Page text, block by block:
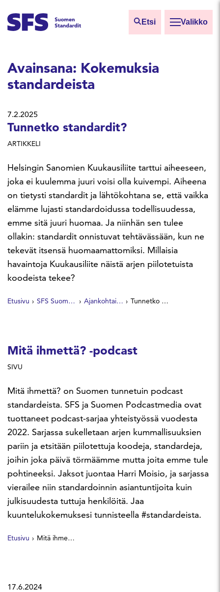
Etsi Valikko
Hae hakutermillä
Avainsana: Kokemuksia
standardeista
7.2.2025
Tunnetko standardit?
ARTIKKELI
Helsingin Sanomien Kuukausiliite tarttui aiheeseen,
joka ei kuulemma juuri voisi olla kuivempi. Aiheena
on tietysti standardit ja lähtökohtana se, että vaikka
elämme lujasti standardoidussa todellisuudessa,
emme sitä juuri huomaa. Ja niinhän sen tulee
ollakin: standardit onnistuvat tehtävässään, kun ne
tekevät itsensä huomaamattomiksi. Millaisia
havaintoja Kuukausiliite näistä arjen piilotetuista
koodeista tekee?
Etusivu SFS Suomen Standardit Ajankohtaista Tunnetko standardit?
Mitä ihmettä? -podcast
SIVU
Mitä ihmettä? on Suomen tunnetuin podcast
standardeista. SFS ja Suomen Podcastmedia ovat
tuottaneet podcast-sarjaa yhteistyössä vuodesta
2022. Sarjassa sukelletaan arjen kummallisuuksien
pariin ja etsitään piilotettuja koodeja, standardeja,
joihin joka päivä törmäämme mutta joita emme tule
pohtineeksi. Jaksot juontaa Harri Moisio, ja sarjassa
vierailee niin standardoinnin asiantuntijoita kuin
julkisuudesta tuttuja henkilöitä. Jaa
kuuntelukokemuksesi tunnisteella #standardeista.
Etusivu Mitä ihmettä? -podcast
17.6.2024